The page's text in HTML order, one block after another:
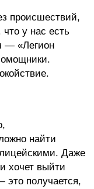
происшествий,
у нас есть
— «Легион
найти
Даже
хочет выйти
это получается,